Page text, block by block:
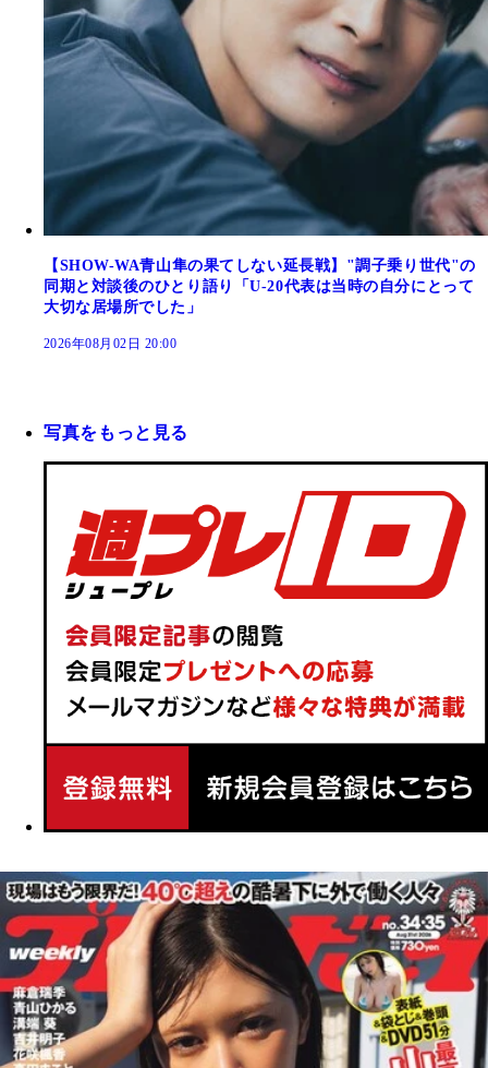
【SHOW-WA青山隼の果てしない延長戦】"調子乗り世代"の
同期と対談後のひとり語り「U-20代表は当時の自分にとって
大切な居場所でした」
2026年08月02日 20:00
写真をもっと見る